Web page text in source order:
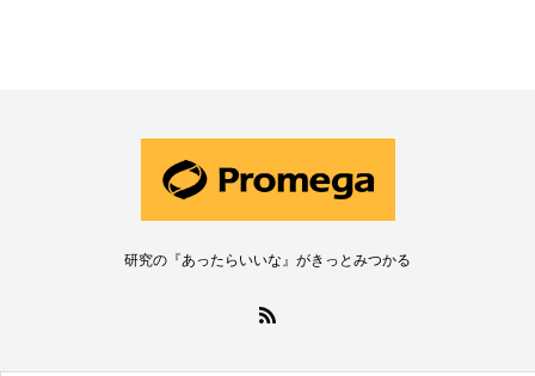
研究の『あったらいいな』がきっとみつかる